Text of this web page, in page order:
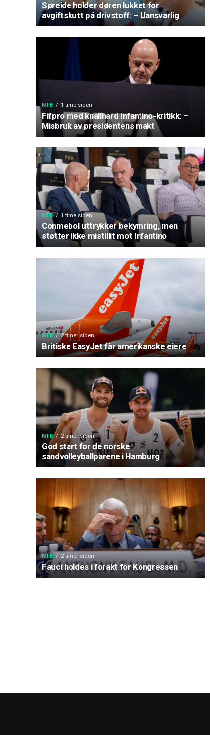
Søreide holder døren lukket for
avgiftskutt på drivstoff: – Uansvarlig
NTB 1 time siden
Fifpro med knallhard Infantino-kritikk: –
Misbruk av presidentens makt
NTB 1 time siden
Conmebol uttrykker bekymring, men
støtter ikke mistillit mot Infantino
NTB 2 timer siden
Britiske EasyJet får amerikanske eiere
NTB 2 timer siden
God start for de norske
sandvolleyballparene i Hamburg
NTB 2 timer siden
Fauci holdes i forakt for Kongressen